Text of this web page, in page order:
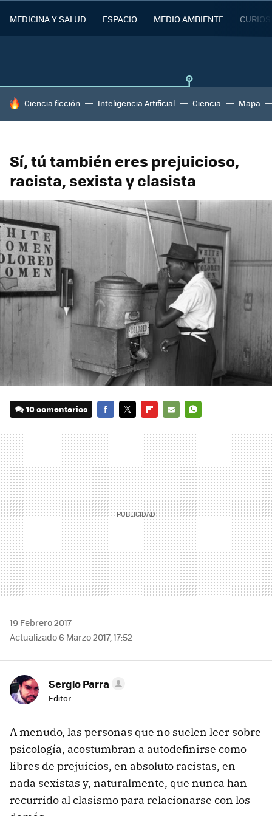
MEDICINA Y SALUD ESPACIO MEDIO AMBIENTE
HOY SE HABLA DE
Ciencia ficción Inteligencia Artificial Ciencia Mapa
Sí, tú también eres prejuicioso,
racista, sexista y clasista
10 comentarios
MAIL
19 Febrero 2017
Actualizado 6 Marzo 2017, 17:52
Sergio Parra
Editor
A menudo, las personas que no suelen leer sobre
psicología, acostumbran a autodefinirse como
libres de prejuicios, en absoluto racistas, en
nada sexistas y, naturalmente, que nunca han
recurrido al clasismo para relacionarse con los